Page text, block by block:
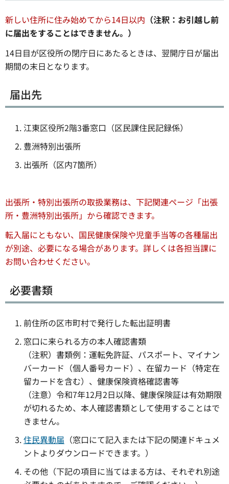
新しい住所に住み始めてから14日以内 （注釈：お引越し前
に届出をすることはできません。）
14日目が区役所の閉庁日にあたるときは、翌開庁日が届出
期間の末日となります。
届出先
江東区役所2階3番窓口（区民課住民記録係）
豊洲特別出張所
出張所（区内7箇所）
出張所・特別出張所の取扱業務は、下記関連ページ「出張
所・豊洲特別出張所」から確認できます。
転入届にともない、国民健康保険や児童手当等の各種届出
が別途、必要になる場合があります。詳しくは各担当課に
お問い合わせください。
必要書類
前住所の区市町村で発行した転出証明書
窓口に来られる方の本人確認書類
（注釈）書類例：運転免許証、パスポート、マイナン
バーカード（個人番号カード）、在留カード（特定在
留カードを含む）、健康保険資格確認書等
（注意）令和7年12月2日以降、健康保険証は有効期限
が切れるため、本人確認書類として使用することはで
きません。
住民異動届 （窓口にて記入または下記の関連ドキュメ
ントよりダウンロードできます。）
その他（下記の項目に当てはまる方は、それぞれ別途